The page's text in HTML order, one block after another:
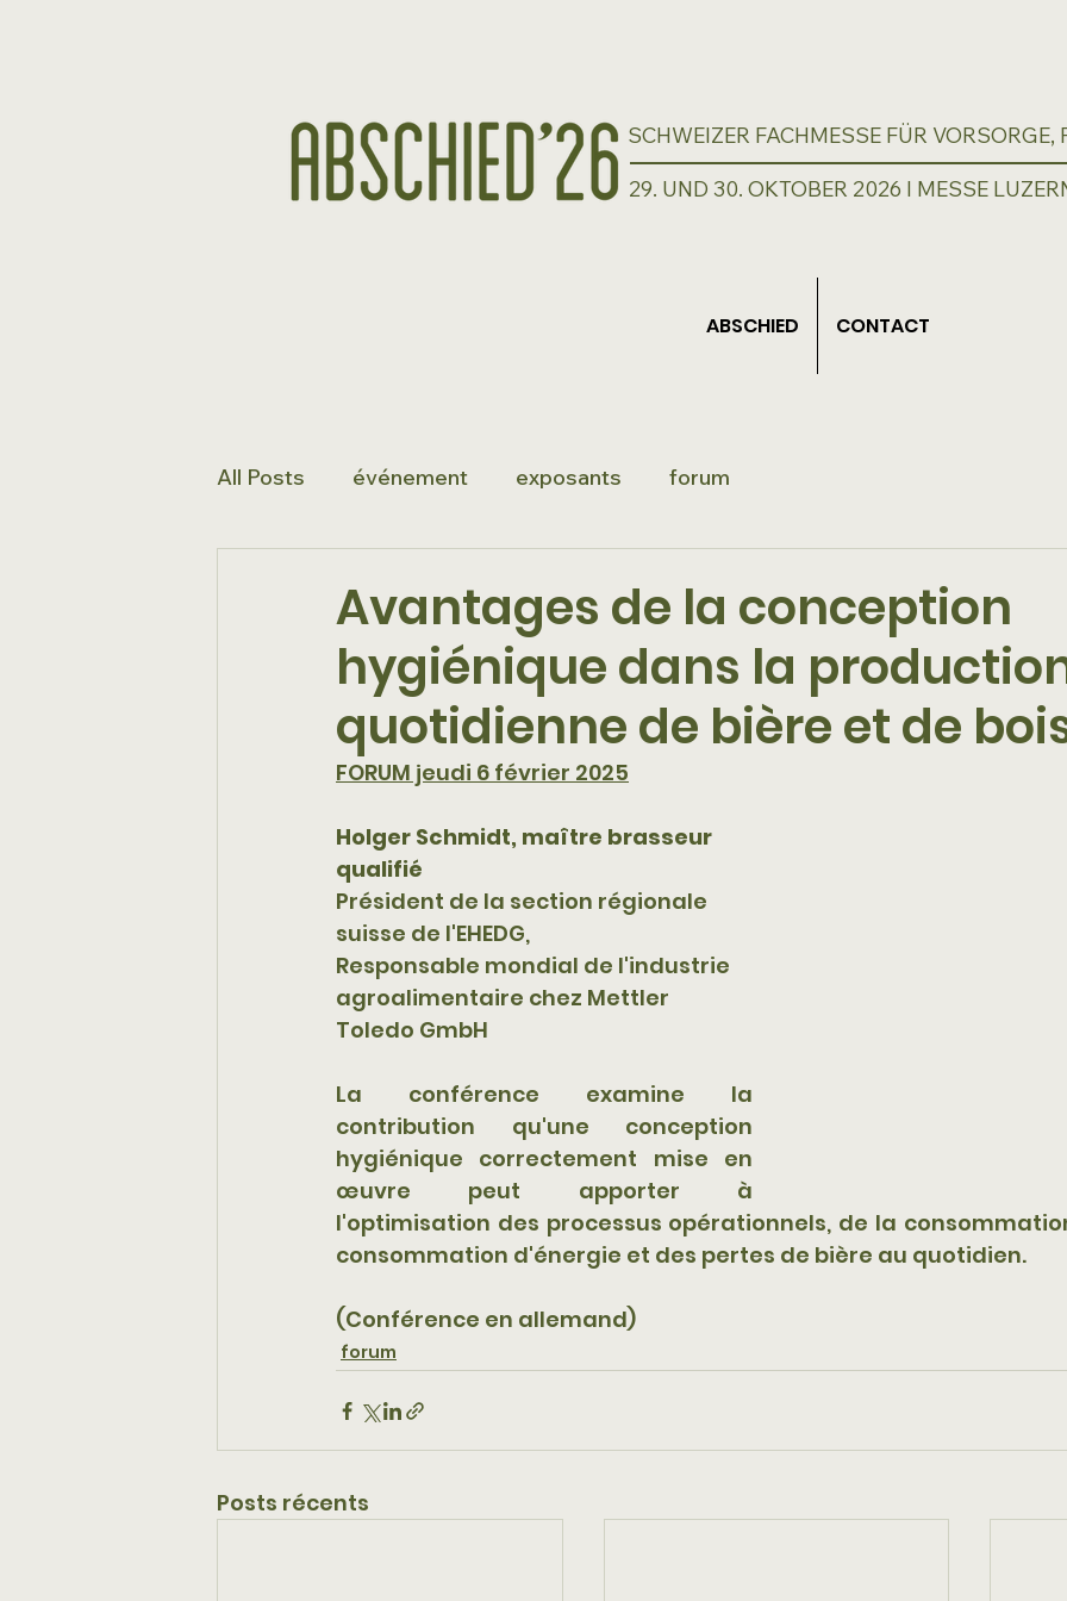
SCHWEIZER FACHMESSE FÜR
29. UND 30. OKTOBER 2026 I MESSE
ABSCHIED CONTACT
All Posts événement exposants forum
Avantages de la conception
hygiénique dans la
quotidienne de bière et de
FORUM jeudi 6 février 2025
Holger Schmidt, maître brasseur
qualifié
Président de la section régionale
suisse de l'EHEDG,
Responsable mondial de l'industrie
agroalimentaire chez Mettler
Toledo GmbH
La conférence examine la
contribution qu'une conception
hygiénique correctement mise en
œuvre peut apporter à
l'optimisation des processus opérationnels, de la
consommation d'énergie et des pertes de bière au quotidien.
(Conférence en allemand)
forum
Posts récents